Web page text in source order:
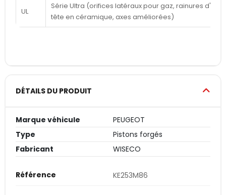
UL
Série Ultra (orifices latéraux pour gaz, rainures
tête en céramique, axes améliorées)
DÉTAILS DU PRODUIT
Marque véhicule
PEUGEOT
Type
Pistons forgés
Fabricant
WISECO
Référence KE253M86